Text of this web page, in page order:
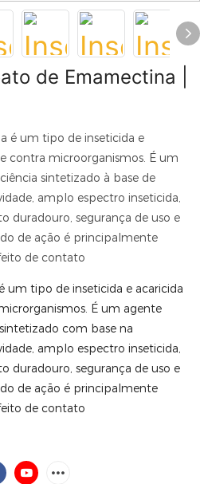
de Emamectina |
é um tipo de inseticida e
contra microorganismos. É um
sintetizado à base de
amplo espectro inseticida,
duradouro, segurança de uso e
de ação é principalmente
de contato
um tipo de inseticida e acaricida
É um agente
com base na
amplo espectro inseticida,
duradouro, segurança de uso e
de ação é principalmente
de contato